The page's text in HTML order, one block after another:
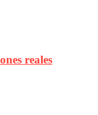
reales